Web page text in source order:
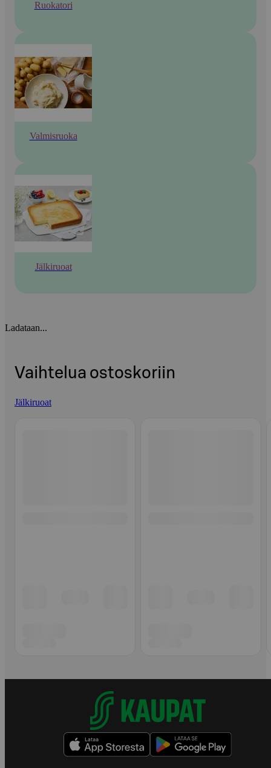
Ruokatori
Valmisruoka
Jälkiruoat
Ladataan...
Vaihtelua ostoskoriin
Jälkiruoat